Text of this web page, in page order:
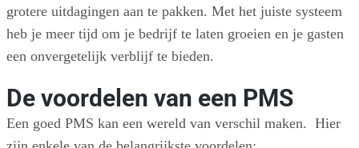
grotere uitdagingen aan te pakken. Met het juiste systeem
heb je meer tijd om je bedrijf te laten groeien en je gasten
een onvergetelijk verblijf te bieden.
De voordelen van een PMS
Een goed PMS kan een wereld van verschil maken. Hier